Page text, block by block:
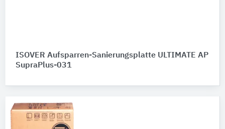
ISOVER Aufsparren-Sanierungsplatte ULTIMATE AP
SupraPlus-031